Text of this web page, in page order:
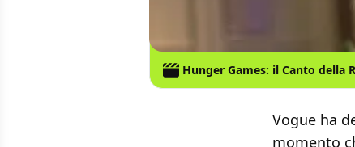
Hunger Games: il Canto della
Vogue ha
momento